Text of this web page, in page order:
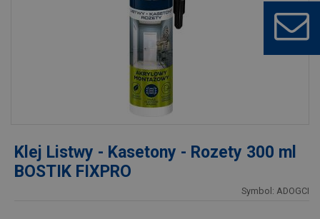
Klej Listwy - Kasetony - Rozety 300 ml
BOSTIK FIXPRO
Symbol: ADOGCI